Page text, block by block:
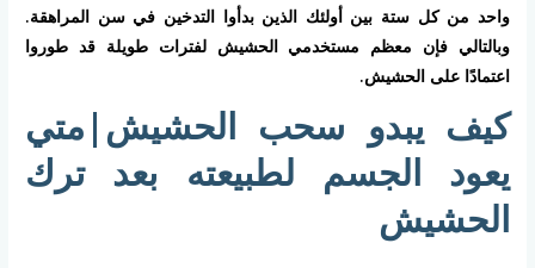
واحد من كل ستة بين أولئك الذين بدأوا التدخين في سن المراهقة.
وبالتالي فإن معظم مستخدمي الحشيش لفترات طويلة قد طوروا
اعتمادًا على الحشيش.
كيف يبدو سحب الحشيش|متي
يعود الجسم لطبيعته بعد ترك
الحشيش